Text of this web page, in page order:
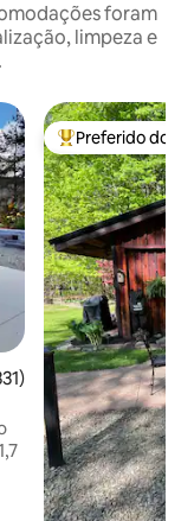
foram
limpeza e
avaliação média de
Entre os
Preferido dos